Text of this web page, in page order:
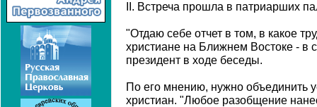
II. Встреча прошла в патриарших
"Отдаю себе отчет в том, в какое
христиане на Ближнем Востоке - в
президент в ходе беседы.
По его мнению, нужно объединить
христиан. "Любое разобщение